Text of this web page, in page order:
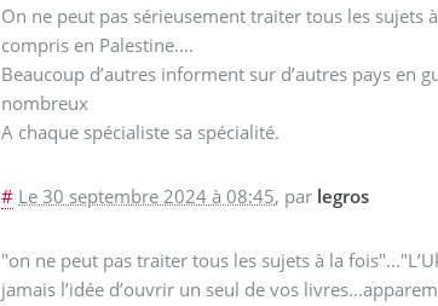
On ne peut pas sérieusement traiter tous les sujets
compris en Palestine....
Beaucoup d’autres informent sur d’autres pays en
nombreux
A chaque spécialiste sa spécialité.
# Le 30 septembre 2024 à 08:45, par legros
"on ne peut pas traiter tous les sujets à la
jamais l’idée d’ouvrir un seul de vos